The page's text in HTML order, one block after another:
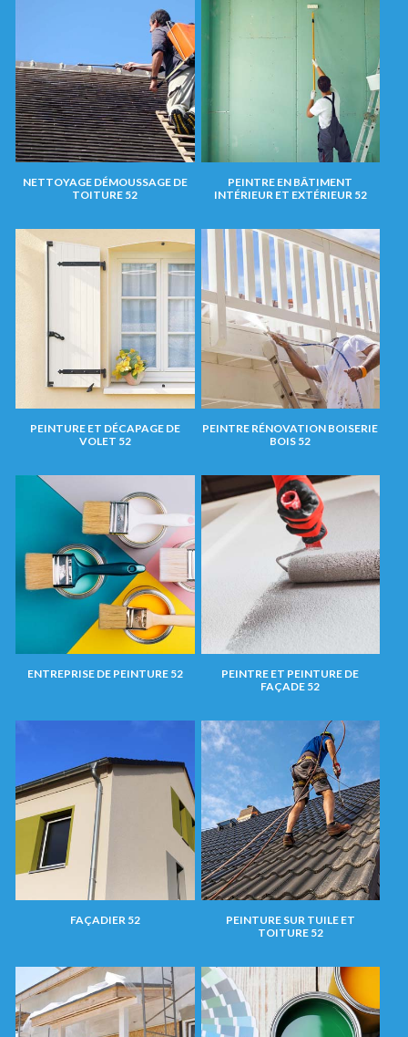
NETTOYAGE DÉMOUSSAGE DE
TOITURE 52
PEINTRE EN BÂTIMENT
INTÉRIEUR ET EXTÉRIEUR 52
PEINTURE ET DÉCAPAGE DE
VOLET 52
PEINTRE RÉNOVATION BOISERIE
BOIS 52
ENTREPRISE DE PEINTURE 52
PEINTRE ET PEINTURE DE
FAÇADE 52
FAÇADIER 52
PEINTURE SUR TUILE ET
TOITURE 52